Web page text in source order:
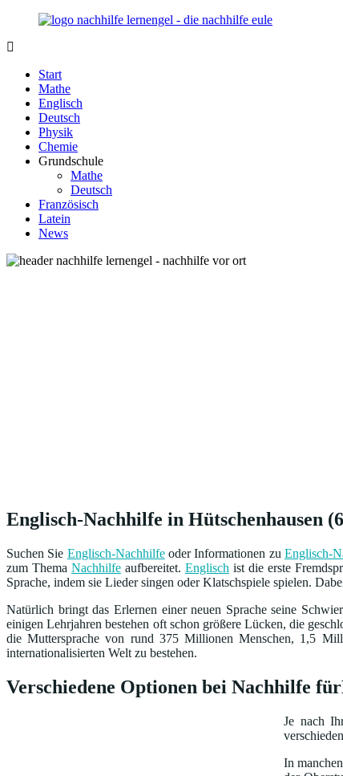
Zurück
Inhalt
Lernengel.de
Nachhilfe-
Eule
berät
zum
Thema
Nachhilfe
Lernen
wieder
Spaß
Start
Mathe
Englisch
Deutsch
Physik
Chemie
Grundschule
Mathe
Deutsch
Französisch
Latein
News
Englisch-Nachhilfe in Hütschenhausen
Suchen Sie Englisch-Nachhilfeoder Informationen zu Englisch-
zum Thema Nachhilfeaufbereitet. Englisch ist die erste
Sprache, indem sie Lieder singen oder Klatschspiele spielen.
Natürlich bringt das Erlernen einer neuen Sprache seine
einigen Lehrjahren bestehen oft schon größere Lücken, die
die Muttersprache von rund 375 Millionen Menschen, 1,5
internationalisierten Welt zu bestehen.
Verschiedene Optionen bei Nachhilfe
Je nach
In